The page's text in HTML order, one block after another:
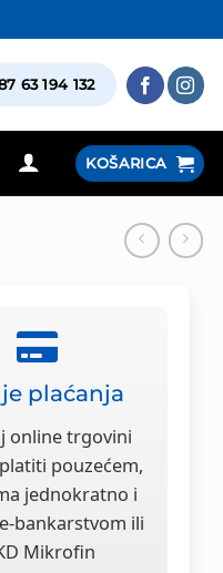
63 194 132
KOŠARICA
plaćanja
online trgovini
pouzećem,
jednokratno i
bankarstvom ili
Mikrofin